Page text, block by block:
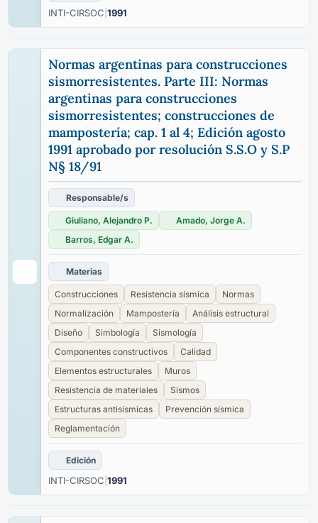
INTI-CIRSOC 1991
Normas argentinas para construcciones
sismorresistentes. Parte III: Normas
argentinas para construcciones
sismorresistentes; construcciones de
mampostería; cap. 1 al 4; Edición agosto
1991 aprobado por resolución S.S.O y S.P
N§ 18/91
Responsable/s
Giuliano, Alejandro P.
Amado, Jorge A.
Barros, Edgar A.
Materias
Construcciones Resistencia sísmica
Normas
Normalización
Mampostería
Análisis estructural
Diseño
Simbología
Sismología
Componentes constructivos
Calidad
Elementos estructurales
Muros
Resistencia de materiales
Sismos
Estructuras antisísmicas
Prevención sísmica
Reglamentación
Edición
INTI-CIRSOC 1991